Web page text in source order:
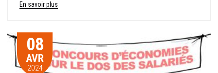
En savoir plus
08
AVR
2024